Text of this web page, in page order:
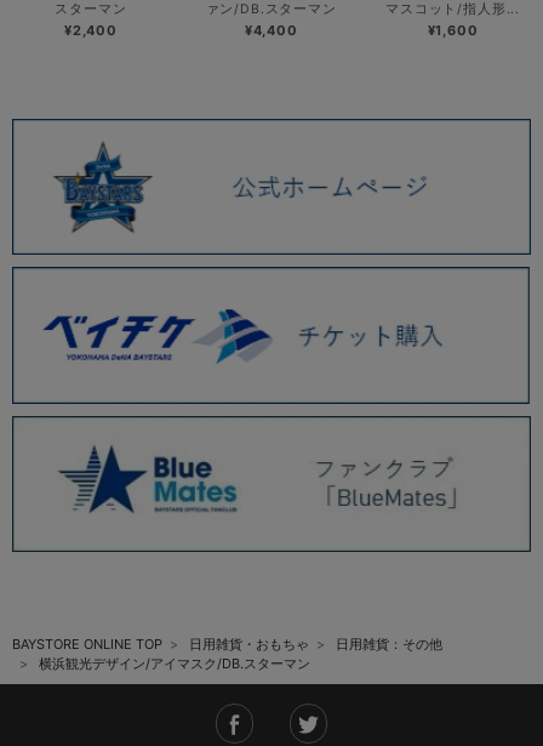
スターマン
¥2,400
ァン/DB.スターマン
¥4,400
マスコット/指人形...
¥1,600
BAYSTORE ONLINE TOP 日用雑貨・おもちゃ
日用雑貨：その他
横浜観光デザイン/アイマスク/DB.スターマン